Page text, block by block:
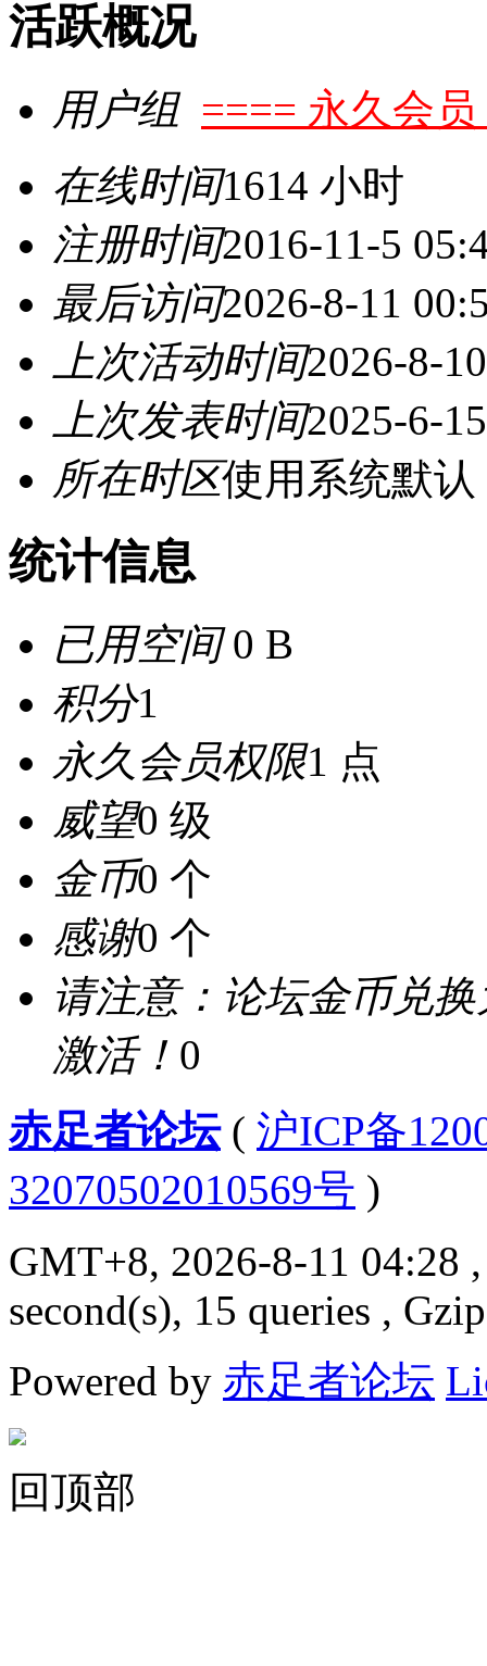
活跃概况
用户组 ==== 永久会员
在线时间1614 小时
注册时间2016-11-5
最后访问2026-8-11
上次活动时间2026-8-
上次发表时间2025-6-
所在时区使用系统默认
统计信息
已用空间0 B
积分1
永久会员权限1 点
威望0 级
金币0 个
感谢0 个
请注意：论坛金币兑
激活！ 0
赤足者论坛( 沪ICP备
32070502010569号 )
GMT+8, 2026-8-11 04:28
second(s), 15 queries ,
Powered by 赤足者论坛
回顶部